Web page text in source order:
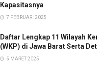
Kapasitasnya
7 FEBRUARI 2025
Daftar Lengkap 11 Wilayah
(WKP) di Jawa Barat Serta
5 MARET 2025